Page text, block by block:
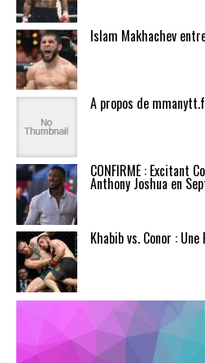
Islam Makhachev
A propos de
CONFIRMÉ : Excitant
Anthony Joshua en
Khabib vs. Conor :